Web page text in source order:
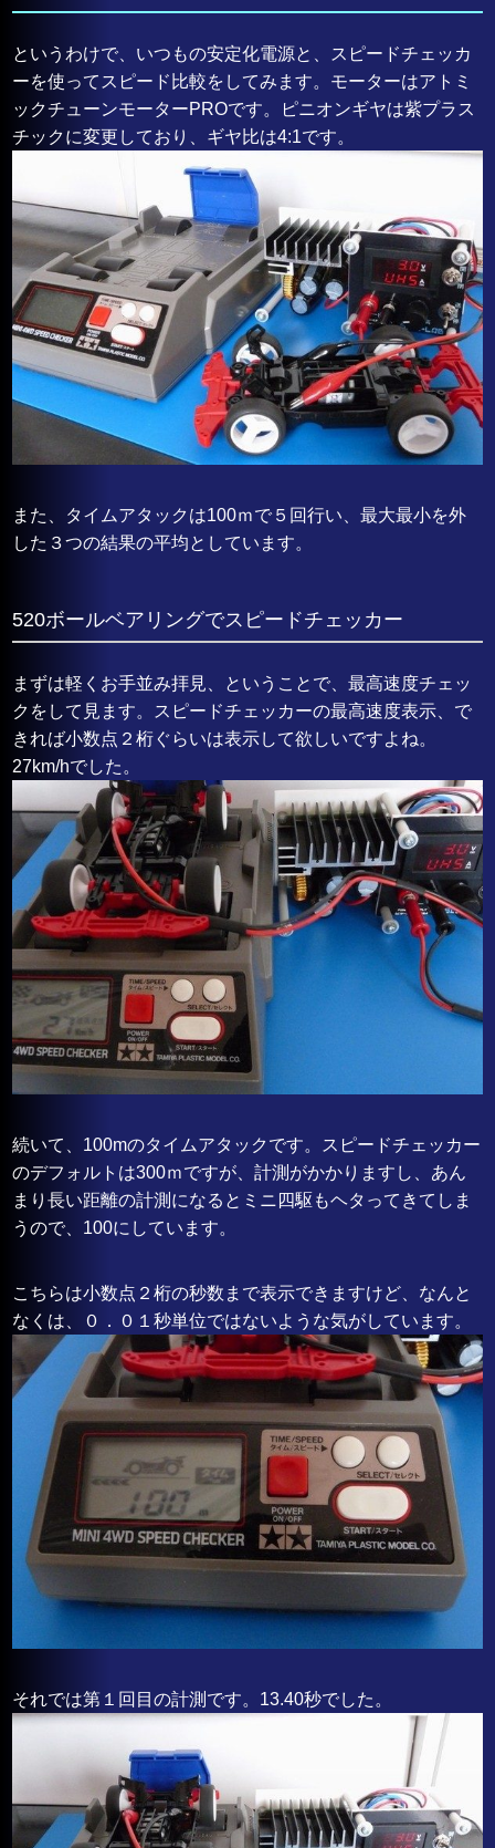
というわけで、いつもの安定化電源と、スピードチェッカ
ーを使ってスピード比較をしてみます。モーターはアトミ
ックチューンモーターPROです。ピニオンギヤは紫プラス
チックに変更しており、ギヤ比は4:1です。
また、タイムアタックは100ｍで５回行い、最大最小を外
した３つの結果の平均としています。
520ボールベアリングでスピードチェッカー
まずは軽くお手並み拝見、ということで、最高速度チェッ
クをして見ます。スピードチェッカーの最高速度表示、で
きれば小数点２桁ぐらいは表示して欲しいですよね。
27km/hでした。
続いて、100mのタイムアタックです。スピードチェッカー
のデフォルトは300ｍですが、計測がかかりますし、あん
まり長い距離の計測になるとミニ四駆もヘタってきてしま
うので、100にしています。
こちらは小数点２桁の秒数まで表示できますけど、なんと
なくは、０．０１秒単位ではないような気がしています。
それでは第１回目の計測です。13.40秒でした。